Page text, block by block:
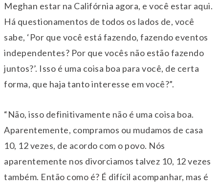
Meghan estar na Califórnia agora, e você estar aqui.
Há questionamentos de todos os lados de, você
sabe, ‘Por que você está fazendo, fazendo eventos
independentes? Por que vocês não estão fazendo
juntos?’. Isso é uma coisa boa para você, de certa
forma, que haja tanto interesse em você?”.
“Não, isso definitivamente não é uma coisa boa.
Aparentemente, compramos ou mudamos de casa
10, 12 vezes, de acordo com o povo. Nós
aparentemente nos divorciamos talvez 10, 12 vezes
também. Então como é? É difícil acompanhar, mas é